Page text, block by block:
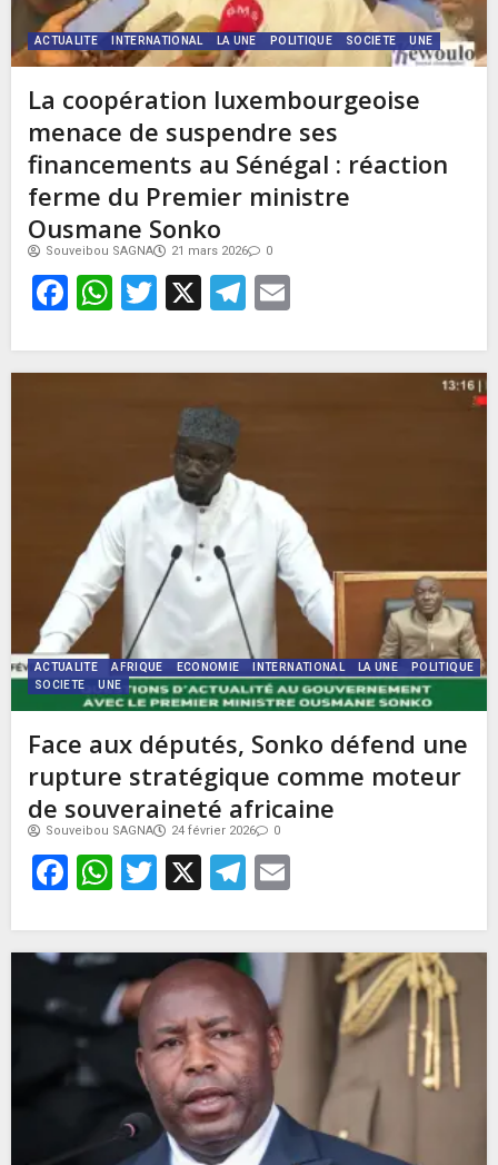
ACTUALITE INTERNATIONAL LA UNE POLITIQUE SOCIETE UNE
La coopération luxembourgeoise
menace de suspendre ses
financements au Sénégal : réaction
ferme du Premier ministre
Ousmane Sonko
Souveibou SAGNA 21 mars 2026 0
Facebook
WhatsApp
Twitter
X Telegram
ACTUALITE AFRIQUE ECONOMIE INTERNATIONAL LA UNE
POLITIQUE
SOCIETE
UNE
Face aux députés, Sonko défend une
rupture stratégique comme moteur
de souveraineté africaine
Souveibou SAGNA 24 février 2026 0
Facebook
WhatsApp
Twitter
X Telegram